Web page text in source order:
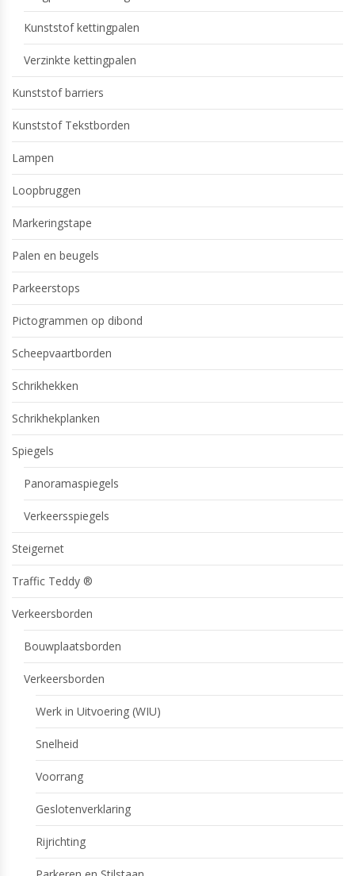
Kunststof kettingpalen
Verzinkte kettingpalen
Kunststof barriers
Kunststof Tekstborden
Lampen
Loopbruggen
Markeringstape
Palen en beugels
Parkeerstops
Pictogrammen op dibond
Scheepvaartborden
Schrikhekken
Schrikhekplanken
Spiegels
Panoramaspiegels
Verkeersspiegels
Steigernet
Traffic Teddy ®
Verkeersborden
Bouwplaatsborden
Verkeersborden
Werk in Uitvoering (WIU)
Snelheid
Voorrang
Geslotenverklaring
Rijrichting